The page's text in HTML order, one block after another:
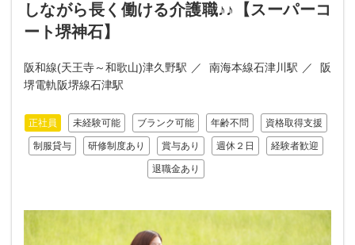
しながら長く働ける介護職♪♪【スーパーコ
ート堺神石】
阪和線(天王寺～和歌山)津久野駅 南海本線石津川駅
阪
堺電軌阪堺線石津駅
正社員 未経験可能 ブランク可能 年齢不問 資格取得支援
制服貸与 研修制度あり 賞与あり 週休２日 経験者歓迎
退職金あり